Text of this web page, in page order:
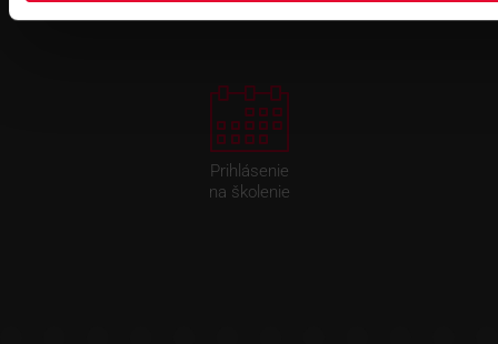
Prihlásenie
na školenie